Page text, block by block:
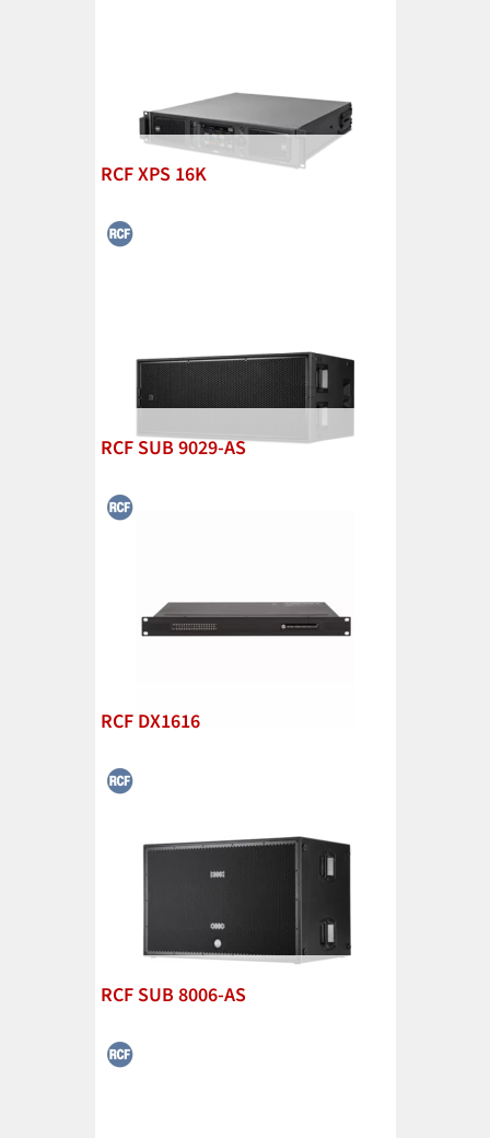
RCF XPS 16K
RCF SUB 9029-AS
RCF DX1616
RCF SUB 8006-AS